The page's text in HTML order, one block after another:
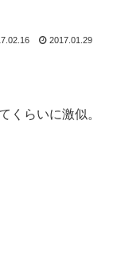
2017.01.29
くらいに激似。